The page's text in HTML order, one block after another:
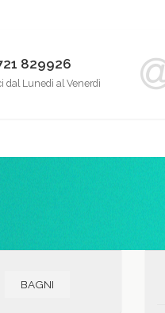
829926
dal Lunedì al Venerdì
BAGNI